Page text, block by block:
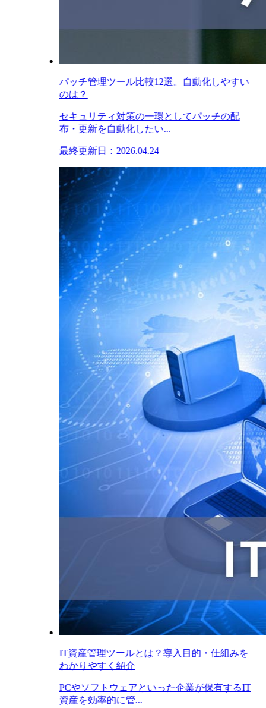
パッチ管理ツール比較12選。自動化しやすい
のは？
セキュリティ対策の一環としてパッチの配
布・更新を自動化したい...
最終更新日：2026.04.24
IT資産管理ツールとは？導入目的・仕組みを
わかりやすく紹介
PCやソフトウェアといった企業が保有するIT
資産を効率的に管...